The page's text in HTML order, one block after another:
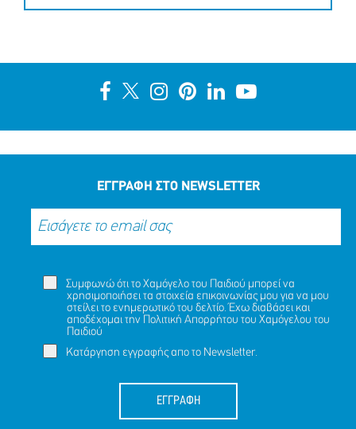
ΕΓΓΡΑΦΗ ΣΤΟ NEWSLETTER
Συμφωνώ ότι το Χαμόγελο του Παιδιού μπορεί να
χρησιμοποιήσει τα στοιχεία επικοινωνίας μου για να μου
στείλει το ενημερωτικό του δελτίο. Έχω διαβάσει και
αποδέχομαι την Πολιτική Απορρήτου του Χαμόγελου του
Παιδιού
Κατάργηση εγγραφής απο το Newsletter.
ΕΓΓΡΑΦΗ